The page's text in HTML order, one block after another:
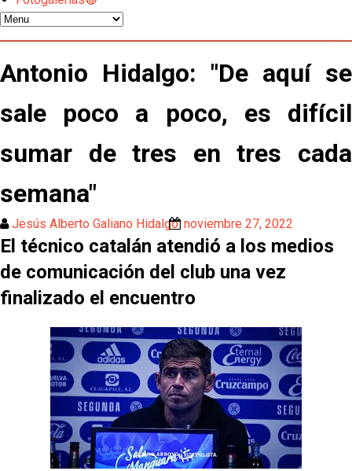
temporada pasada”
fichajes
Opinión | "Carta abierta a Alberto Flores" por Rafa
García
Análisis I Quién es y cómo juega Fran González
Endrick y Marc Bernal protagonizan las ofertas más
destacadas del día
El Sevilla Juvenil A última detalles en Canarias para
su debut en la Cantalejo Province Cup
La cita ante el Espanyol a domicilio ya tiene horario
El dato que destaca a Agoumé entre las cinco
grandes ligas
Juanlu de vuelta a Sevilla para cerrar su fichaje a la
Premier
El Granada negocia con el Sevilla FC por Alberto
Antonio Hidalgo: "De aquí se
sale poco a poco, es difícil
sumar de tres en tres cada
semana"
Jesús Alberto Galiano Hidalgo noviembre 27, 2022
El técnico catalán atendió a los medios
de comunicación del club una vez
finalizado el encuentro